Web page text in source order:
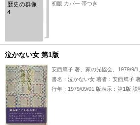
歴史の群像
4
初版 カバー 帯つき
泣かない女 第1版
安西篤子 著、家の光協会、1979/9/
書名：泣かない女 著者：安西篤子
行年：1979/09/01 版表示：第1版
ない女』は、1979年に家の光協会
です。本書は、タイトルからも察